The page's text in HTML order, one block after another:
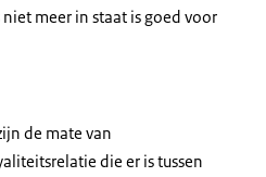
meer in staat is goed voor
de mate van
die er is tussen